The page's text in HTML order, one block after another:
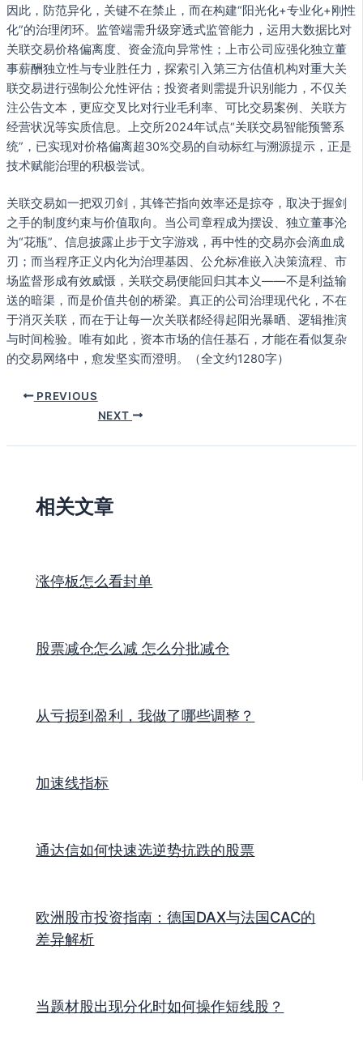
因此，防范异化，关键不在禁止，而在构建“阳光化+专业化+刚性
化”的治理闭环。监管端需升级穿透式监管能力，运用大数据比对
关联交易价格偏离度、资金流向异常性；上市公司应强化独立董
事薪酬独立性与专业胜任力，探索引入第三方估值机构对重大关
联交易进行强制公允性评估；投资者则需提升识别能力，不仅关
注公告文本，更应交叉比对行业毛利率、可比交易案例、关联方
经营状况等实质信息。上交所2024年试点“关联交易智能预警系
统”，已实现对价格偏离超30%交易的自动标红与溯源提示，正是
技术赋能治理的积极尝试。
关联交易如一把双刃剑，其锋芒指向效率还是掠夺，取决于握剑
之手的制度约束与价值取向。当公司章程成为摆设、独立董事沦
为“花瓶”、信息披露止步于文字游戏，再中性的交易亦会滴血成
刃；而当程序正义内化为治理基因、公允标准嵌入决策流程、市
场监督形成有效威慑，关联交易便能回归其本义——不是利益输
送的暗渠，而是价值共创的桥梁。真正的公司治理现代化，不在
于消灭关联，而在于让每一次关联都经得起阳光暴晒、逻辑推演
与时间检验。唯有如此，资本市场的信任基石，才能在看似复杂
的交易网络中，愈发坚实而澄明。（全文约1280字）
PREVIOUS
NEXT
相关文章
涨停板怎么看封单
股票减仓怎么减 怎么分批减仓
从亏损到盈利，我做了哪些调整？
加速线指标
通达信如何快速选逆势抗跌的股票
欧洲股市投资指南：德国DAX与法国CAC的
差异解析
当题材股出现分化时如何操作短线股？